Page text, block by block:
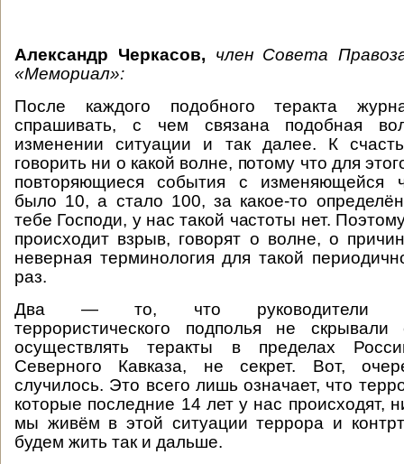
Александр Черкасов,
член Совета
«Мемориал»:
После каждого подобного теракта
спрашивать, с чем связана подобная
изменении ситуации и так далее. К
говорить ни о какой волне, потому что для
повторяющиеся события с изменяющейся
было 10, а стало 100, за какое-то
тебе Господи, у нас такой частоты нет.
происходит взрыв, говорят о волне, о
неверная терминология для такой
раз.
Два — то, что руководители
террористического подполья не
осуществлять теракты в пределах
Северного Кавказа, не секрет. Вот,
случилось. Это всего лишь означает, что
которые последние 14 лет у нас происходят,
мы живём в этой ситуации террора и
будем жить так и дальше.